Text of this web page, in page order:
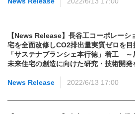
【News Release】長谷工コーポレー
宅を全面改修しCO2排出量実質ゼロを
「サステナブランシェ本行徳」着工 ～
未来住宅の創造に向けた研究・技術開発
News Release 2022/6/13 17:00